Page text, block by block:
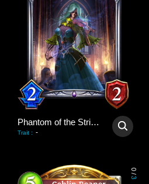
Phantom of the Strings
Trait : -
0
/
3